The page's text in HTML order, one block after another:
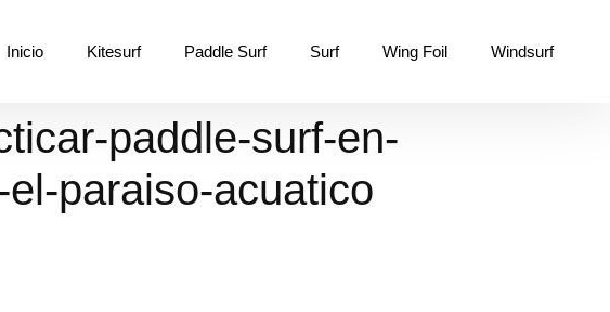
Inicio Kitesurf Paddle Surf Surf Wing Foil Windsurf
paddle-surf-en-
paraiso-acuatico